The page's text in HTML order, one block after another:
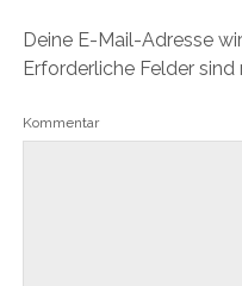
Deine E-Mail-Adresse
Erforderliche Felder sind
Kommentar